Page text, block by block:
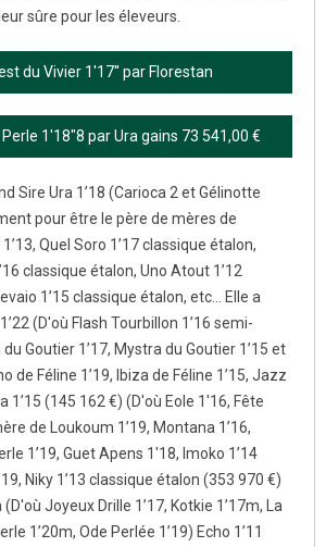
sûre pour les éleveurs.
du Vivier 1'17'' par Florestan
1'18"8 par Ura gains 73 541,00 €
Sire Ura 1’18 (Carioca 2 et Gélinotte
pour être le père de mères de
Quel Soro 1’17 classique étalon,
classique étalon, Uno Atout 1’12
1’15 classique étalon, etc... Elle a
(D'où Flash Tourbillon 1’16 semi-
Goutier 1’17, Mystra du Goutier 1’15 et
de Féline 1’19, Ibiza de Féline 1’15, Jazz
1’15 (145 162 €) (D'où Eole 1'16, Fête
de Loukoum 1’19, Montana 1’16,
1’19, Guet Apens 1'18, Imoko 1’14
Niky 1’13 classique étalon (353 970 €)
Joyeux Drille 1’17, Kotkie 1’17m, La
1’20m, Ode Perlée 1’19) Echo 1’11